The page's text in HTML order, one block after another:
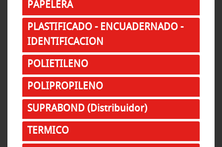
PAPELERA
PLASTIFICADO - ENCUADERNADO -
IDENTIFICACION
POLIETILENO
POLIPROPILENO
SUPRABOND (Distribuidor)
TERMICO